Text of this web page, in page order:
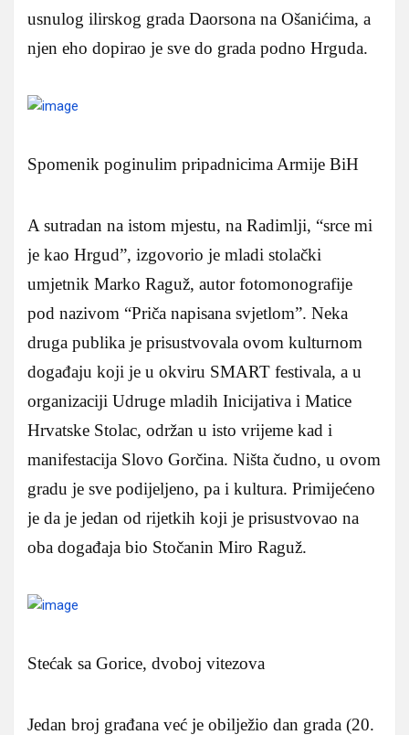
usnulog ilirskog grada Daorsona na Ošanićima, a
njen eho dopirao je sve do grada podno Hrguda.
Spomenik poginulim pripadnicima Armije BiH
A sutradan na istom mjestu, na Radimlji, “srce mi
je kao Hrgud”, izgovorio je mladi stolački
umjetnik Marko Raguž, autor fotomonografije
pod nazivom “Priča napisana svjetlom”. Neka
druga publika je prisustvovala ovom kulturnom
događaju koji je u okviru SMART festivala, a u
organizaciji Udruge mladih Inicijativa i Matice
Hrvatske Stolac, održan u isto vrijeme kad i
manifestacija Slovo Gorčina. Ništa čudno, u ovom
gradu je sve podijeljeno, pa i kultura. Primijećeno
je da je jedan od rijetkih koji je prisustvovao na
oba događaja bio Stočanin Miro Raguž.
Stećak sa Gorice, dvoboj vitezova
Jedan broj građana već je obilježio dan grada (20.